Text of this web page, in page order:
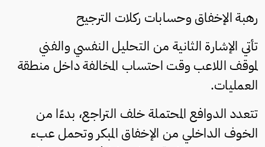
رهبة الإخفاق وحسابات ركلات الترجيح
تأتي الإشارة الثانية من التحليل النفسي والفني
لموقف اللاعب وقت احتساب المخالفة داخل منطقة
العمليات.
تتعدد الدوافع المحتملة خلف التراجع، بدءًا من
الخوف الداخلي من الإخفاق المبكر وتحمل عبء